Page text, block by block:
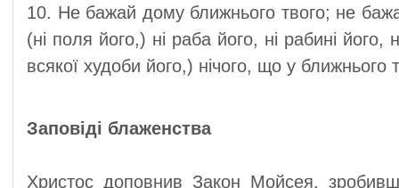
10. Не бажай дому ближнього твого; не
(ні поля його,) ні раба його, ні рабині його,
всякої худоби його,) нічого, що у ближнього
Заповіді блаженства
Христос доповнив Закон Мойсея,